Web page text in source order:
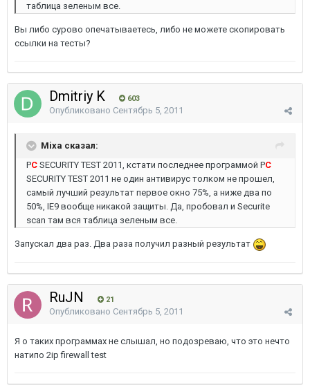
таблица зеленым все.
Вы либо сурово опечатываетесь, либо не можете скопировать
ссылки на тесты?
Dmitriy K 603
Опубликовано Сентябрь 5, 2011
Mixa сказал:
PС SECURITY TEST 2011, кстати последнее программой PC
SECURITY TEST 2011 не один антивирус толком не прошел,
самый лучший результат первое окно 75%, а ниже два по
50%, IE9 вообще никакой защиты. Да, пробовал и Securite
scan там вся таблица зеленым все.
Запускал два раз. Два раза получил разный результат
RuJN 21
Опубликовано Сентябрь 5, 2011
Я о таких программах не слышал, но подозреваю, что это нечто
натипо 2ip firewall test